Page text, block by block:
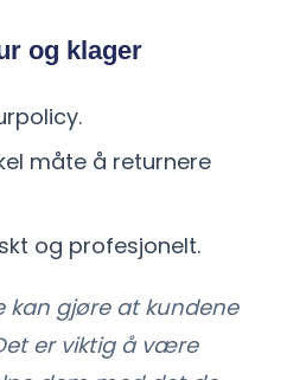
og klager
måte å returnere
og profesjonelt.
kan gjøre at kundene
er viktig å være